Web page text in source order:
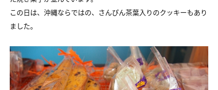
この日は、沖縄ならではの、さんぴん茶葉入りのクッキーもあり
ました。